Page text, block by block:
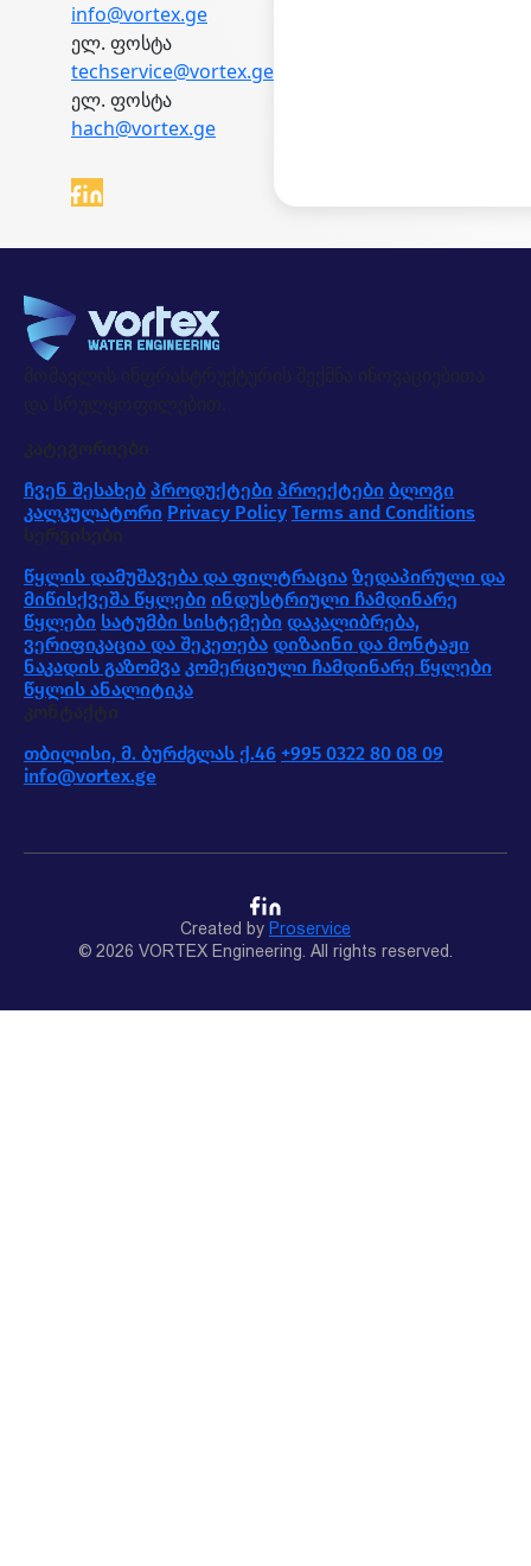
info@vortex.ge
ელ. ფოსტა
techservice@vortex.ge
ელ. ფოსტა
hach@vortex.ge
მომავლის ინფრასტრუქტურის შექმნა ინოვაციებითა
და სრულყოფილებით.
კატეგორიები
ჩვენ შესახებ პროდუქტები პროექტები ბლოგი
კალკულატორი Privacy Policy Terms and Conditions
სერვისები
წყლის დამუშავება და ფილტრაცია ზედაპირული და
მიწისქვეშა წყლები ინდუსტრიული ჩამდინარე
წყლები სატუმბი სისტემები დაკალიბრება,
ვერიფიკაცია და შეკეთება დიზაინი და მონტაჟი
ნაკადის გაზომვა კომერციული ჩამდინარე წყლები
წყლის ანალიტიკა
კონტაქტი
თბილისი, მ. ბურძგლას ქ.46 +995 0322 80 08 09
info@vortex.ge
Created by Proservice
© 2026 VORTEX Engineering. All rights reserved.